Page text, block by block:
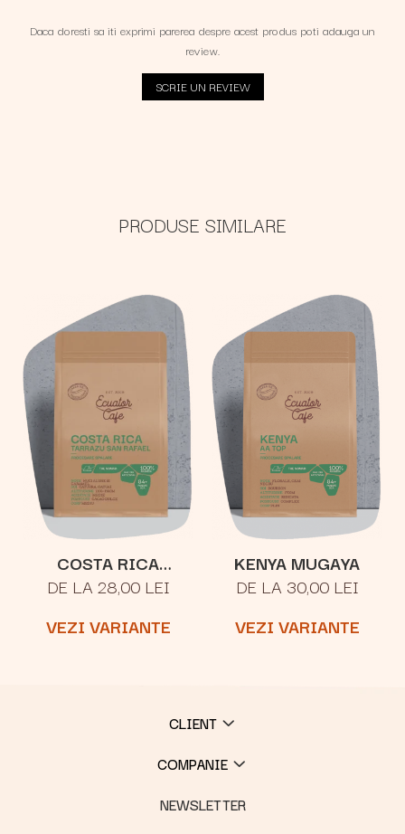
Daca doresti sa iti exprimi parerea despre acest produs poti adauga un
review.
SCRIE UN REVIEW
PRODUSE SIMILARE
COSTA RICA
TARRAZU SAN
RAFAEL
DE LA 28,00 LEI
VEZI VARIANTE
KENYA MUGAYA
DE LA 30,00 LEI
VEZI VARIANTE
CLIENT
COMPANIE
NEWSLETTER